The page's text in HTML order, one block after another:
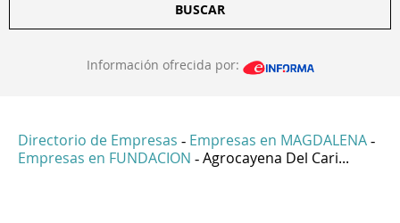
BUSCAR
Información ofrecida por:
Directorio de Empresas - Empresas en MAGDALENA -
Empresas en FUNDACION - Agrocayena Del Cari...